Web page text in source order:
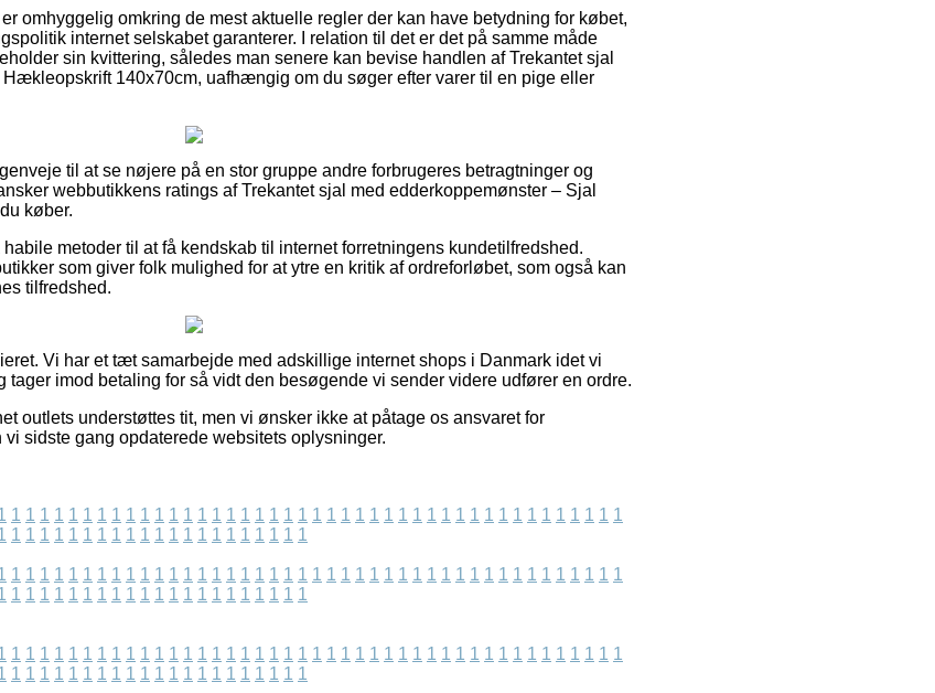
omhyggelig omkring de mest aktuelle regler der kan have betydning for købet,
internet selskabet garanterer. I relation til det er det på samme måde
sin kvittering, således man senere kan bevise handlen af Trekantet sjal
140x70cm, uafhængig om du søger efter varer til en pige eller
til at se nøjere på en stor gruppe andre forbrugeres betragtninger og
webbutikkens ratings af Trekantet sjal med edderkoppemønster – Sjal
køber.
metoder til at få kendskab til internet forretningens kundetilfredshed.
som giver folk mulighed for at ytre en kritik af ordreforløbet, som også kan
tilfredshed.
Vi har et tæt samarbejde med adskillige internet shops i Danmark idet vi
tager imod betaling for så vidt den besøgende vi sender videre udfører en ordre.
outlets understøttes tit, men vi ønsker ikke at påtage os ansvaret for
sidste gang opdaterede websitets oplysninger.
1 1 1 1 1 1 1 1 1 1 1 1 1 1 1 1 1 1 1 1 1 1 1 1 1 1 1 1 1 1 1 1 1 1 1 1 1 1 1 1 1 1 1
1 1 1 1 1 1 1 1 1 1 1 1 1 1 1 1 1 1 1 1 1
1 1 1 1 1 1 1 1 1 1 1 1 1 1 1 1 1 1 1 1 1 1 1 1 1 1 1 1 1 1 1 1 1 1 1 1 1 1 1 1 1 1 1
1 1 1 1 1 1 1 1 1 1 1 1 1 1 1 1 1 1 1 1 1
1 1 1 1 1 1 1 1 1 1 1 1 1 1 1 1 1 1 1 1 1 1 1 1 1 1 1 1 1 1 1 1 1 1 1 1 1 1 1 1 1 1 1
1 1 1 1 1 1 1 1 1 1 1 1 1 1 1 1 1 1 1 1 1